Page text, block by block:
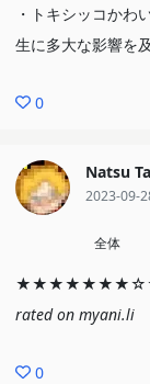
・トキシッコかわ
生に多大な影響を
0
Natsu
2023-09-
全体
rated on myani.li
0